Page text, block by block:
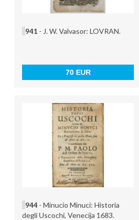
941 - J. W. Valvasor: LOVRAN.
70 EUR
944 - Minucio Minuci: Historia
degli Uscochi, Venecija 1683.